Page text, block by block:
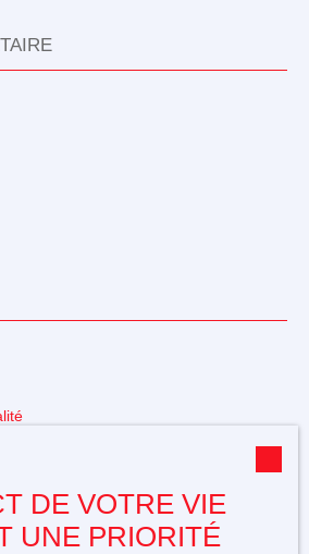
DE VOTRE VIE
UNE PRIORITÉ